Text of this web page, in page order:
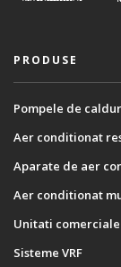
PRODUSE
Pompele de
Aer conditionat
Aparate de aer
Aer conditionat
Unitati comerciale
Sisteme VRF